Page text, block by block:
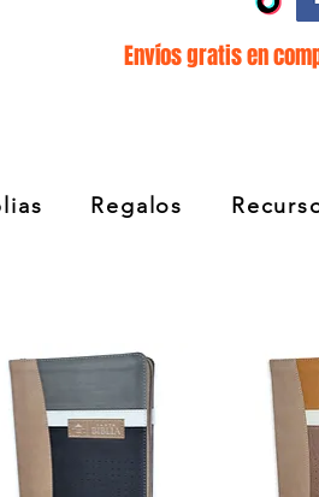
Envíos gratis en
Regalos